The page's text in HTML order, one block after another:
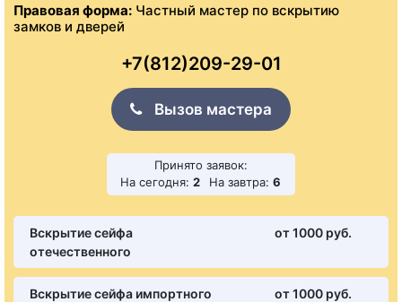
Правовая форма: Частный мастер по вскрытию
замков и дверей
+7(812)209-29-01
Вызов мастера
Принято заявок:
На сегодня: 2 На завтра: 6
Вскрытие сейфа
отечественного
от 1000 pуб.
Вскрытие сейфа импортного от 1000 pуб.